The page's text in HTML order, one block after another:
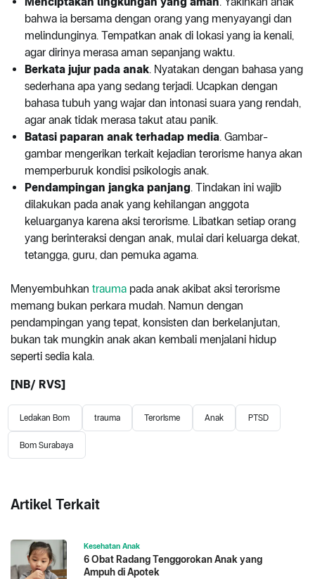
bahwa ia bersama dengan orang yang menyayangi dan
melindunginya. Tempatkan anak di lokasi yang ia kenali,
agar dirinya merasa aman sepanjang waktu.
Berkata jujur pada anak. Nyatakan dengan bahasa yang
sederhana apa yang sedang terjadi. Ucapkan dengan
bahasa tubuh yang wajar dan intonasi suara yang rendah,
agar anak tidak merasa takut atau panik.
Batasi paparan anak terhadap media. Gambar-
gambar mengerikan terkait kejadian terorisme hanya akan
memperburuk kondisi psikologis anak.
Pendampingan jangka panjang. Tindakan ini wajib
dilakukan pada anak yang kehilangan anggota
keluarganya karena aksi terorisme. Libatkan setiap orang
yang berinteraksi dengan anak, mulai dari keluarga dekat,
tetangga, guru, dan pemuka agama.
Menyembuhkan trauma pada anak akibat aksi terorisme
memang bukan perkara mudah. Namun dengan
pendampingan yang tepat, konsisten dan berkelanjutan,
bukan tak mungkin anak akan kembali menjalani hidup
seperti sedia kala.
[NB/ RVS]
Ledakan Bom trauma Terorisme Anak PTSD
Bom Surabaya
Artikel Terkait
Kesehatan Anak
6 Obat Radang Tenggorokan Anak yang
Ampuh di Apotek